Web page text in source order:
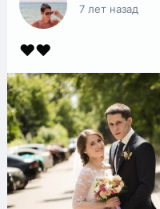
7 лет назад
❤️❤️